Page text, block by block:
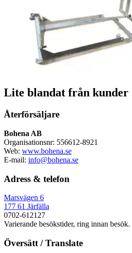
Lite blandat från kunder
Återförsäljare
Bohena AB
Organisationsnr: 556612-8921
Web: www.bohena.se
E-mail: info@bohena.se
Adress & telefon
Marsvägen 6
177 61 Järfälla
0702-612127
Varierande besökstider, ring innan besök.
Översätt / Translate